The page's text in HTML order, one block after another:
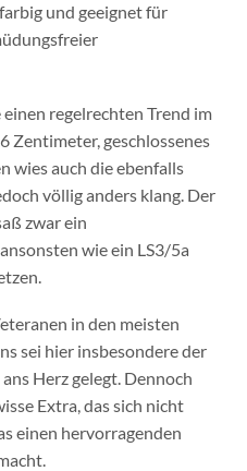
und geeignet für
regelrechten Trend im
Zentimeter, geschlossenes
wies auch die ebenfalls
völlig anders klang. Der
zwar ein
wie ein LS3/5a
in den meisten
sei hier insbesondere der
Herz gelegt. Dennoch
Extra, das sich nicht
einen hervorragenden